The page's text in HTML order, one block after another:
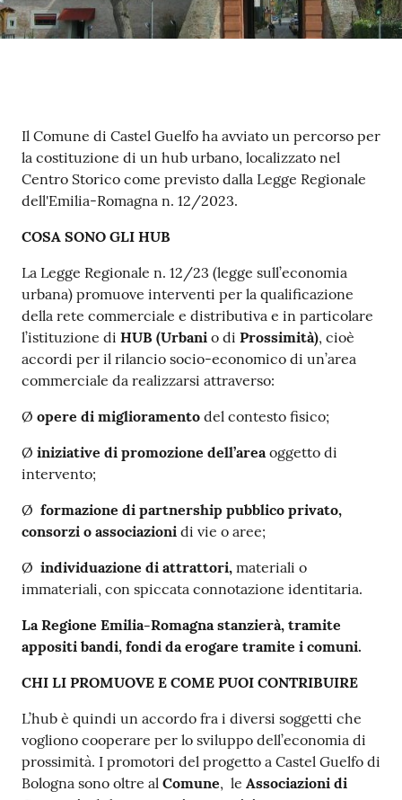
Contenuto
Il Comune di Castel Guelfo ha avviato un percorso per
la costituzione di un hub urbano, localizzato nel
Centro Storico come previsto dalla Legge Regionale
dell'Emilia-Romagna n. 12/2023.
COSA SONO GLI HUB
La Legge Regionale n. 12/23 (legge sull’economia
urbana) promuove interventi per la qualificazione
della rete commerciale e distributiva e in particolare
l’istituzione di HUB (Urbani o di Prossimità), cioè
accordi per il rilancio socio-economico di un’area
commerciale da realizzarsi attraverso:
Ø opere di miglioramento del contesto fisico;
Ø iniziative di promozione dell’areaoggetto di
intervento;
Ø formazione di partnership pubblico privato,
consorzi o associazioni di vie o aree;
Ø individuazione di attrattori, materiali o
immateriali, con spiccata connotazione identitaria.
La Regione Emilia-Romagna stanzierà, tramite
appositi bandi, fondi da erogare tramite i comuni.
CHI LI PROMUOVE E COME PUOI CONTRIBUIRE
L’hub è quindi un accordo fra i diversi soggetti che
vogliono cooperare per lo sviluppo dell’economia di
prossimità. I promotori del progetto a Castel Guelfo di
Bologna sono oltre al Comune, le Associazioni di